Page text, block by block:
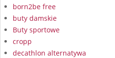
born2be free
buty damskie
Buty sportowe
cropp
decathlon alternatywa